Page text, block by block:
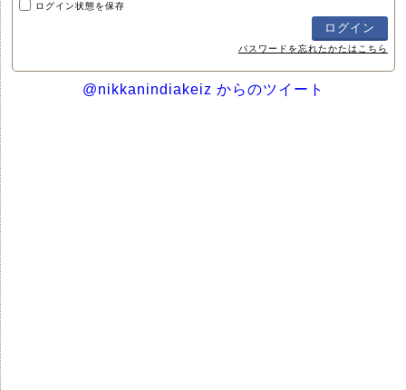
ログイン状態を保存
パスワードを忘れたかたはこちら
@nikkanindiakeiz からのツイート